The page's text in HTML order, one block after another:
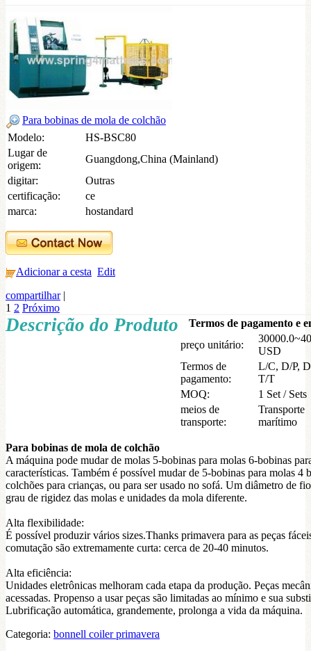
Para bobinas de mola de colchão
Modelo:
HS-BSC80
Lugar de
origem:
Guangdong,China (Mainland)
digitar:
Outras
certificação:
ce
marca:
hostandard
Adicionar a cesta Edit
compartilhar |
1 2 Próximo
Descrição do Produto
Termos de pagamento e
preço unitário:
USD
Termos de
pagamento:
L/C, D/P,
T/T
MOQ:
1 Set / Sets
meios de
transporte:
Transporte
marítimo
Para bobinas de mola de colchão
A máquina pode mudar de molas 5-bobinas para molas 6-bobinas
características. Também é possível mudar de 5-bobinas para molas 4
colchões para crianças, ou para ser usado no sofá. Um diâmetro de
grau de rigidez das molas e unidades da mola diferente.
Alta flexibilidade:
É possível produzir vários sizes.Thanks primavera para as peças
comutação são extremamente curta: cerca de 20-40 minutos.
Alta eficiência:
Unidades eletrônicas melhoram cada etapa da produção. Peças
acessadas. Propenso a usar peças são limitadas ao mínimo e sua
Lubrificação automática, grandemente, prolonga a vida da máquina.
Categoria: bonnell coiler primavera